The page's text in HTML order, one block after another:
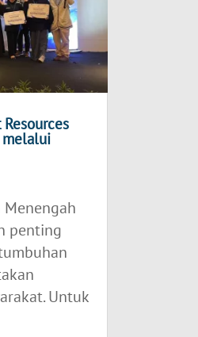
melalui
Menengah
penting
Untuk